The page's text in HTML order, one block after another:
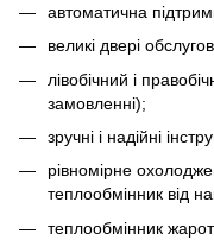
автоматична
великі двері
лівобічний і
замовленні);
зручні і надійні
рівномірне
теплообмінник від
теплообмінник